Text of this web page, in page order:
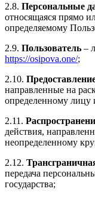
2.8. Персональные
относящаяся прямо
определяемому
2.9. Пользователь –
https://osipova.one/;
2.10.
направленные на
определенному лицу
2.11.
действия,
неопределенному
2.12.
передача
государства;